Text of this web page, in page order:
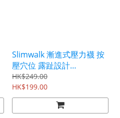
Slimwalk 漸進式壓力襪 按
壓穴位 露趾設計
PH981/PH982
HK$249.00
HK$199.00